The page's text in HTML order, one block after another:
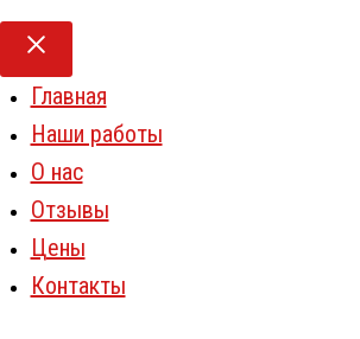
Главная
Наши работы
О нас
Отзывы
Цены
Контакты